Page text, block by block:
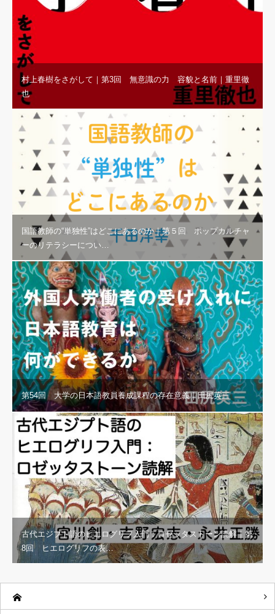
村上春樹をさがして｜第3回 無意識の力 容貌と名前｜重里徹
也
国語教師の“単独性”はどこにあるのか｜第５回 ポップカルチャ
ーのリテラシーについ…
第54回 大学の日本語教員養成課程の存在意義｜田尻英三
古代エジプト語のヒエログリフ入門：ロゼッタストーン読解｜第
8回 ヒエログリフの表…